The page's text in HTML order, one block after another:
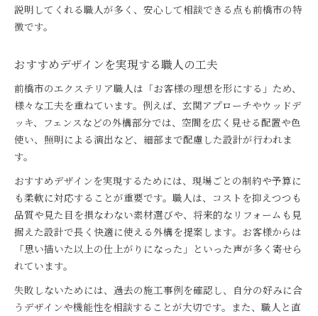
説明してくれる職人が多く、安心して相談できる点も前橋市の特
徴です。
おすすめデザインを実現する職人の工夫
前橋市のエクステリア職人は「お客様の理想を形にする」ため、
様々な工夫を重ねています。例えば、玄関アプローチやウッドデ
ッキ、フェンスなどの外構部分では、空間を広く見せる配置や色
使い、照明による演出など、細部まで配慮した設計が行われま
す。
おすすめデザインを実現するためには、現場ごとの制約や予算に
も柔軟に対応することが重要です。職人は、コストを抑えつつも
品質や見た目を損なわない素材選びや、将来的なリフォームも見
据えた設計で長く快適に使える外構を提案します。お客様からは
「思い描いた以上の仕上がりになった」といった声が多く寄せら
れています。
失敗しないためには、過去の施工事例を確認し、自分の好みに合
うデザインや機能性を相談することが大切です。また、職人と直